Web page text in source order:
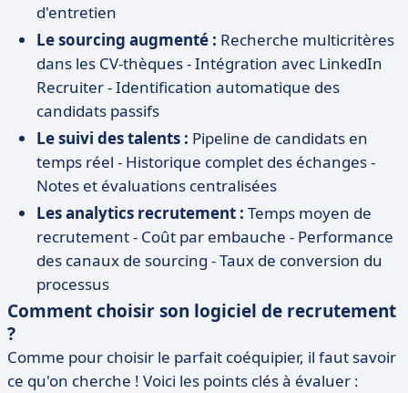
d'entretien
Le sourcing augmenté : Recherche multicritères
dans les CV-thèques - Intégration avec LinkedIn
Recruiter - Identification automatique des
candidats passifs
Le suivi des talents : Pipeline de candidats en
temps réel - Historique complet des échanges -
Notes et évaluations centralisées
Les analytics recrutement : Temps moyen de
recrutement - Coût par embauche - Performance
des canaux de sourcing - Taux de conversion du
processus
Comment choisir son logiciel de recrutement
?
Comme pour choisir le parfait coéquipier, il faut savoir
ce qu'on cherche ! Voici les points clés à évaluer :